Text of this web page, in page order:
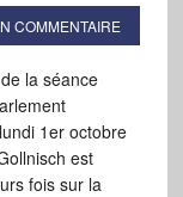
COMMENTAIRE
la séance
1er octobre
est
fois sur la